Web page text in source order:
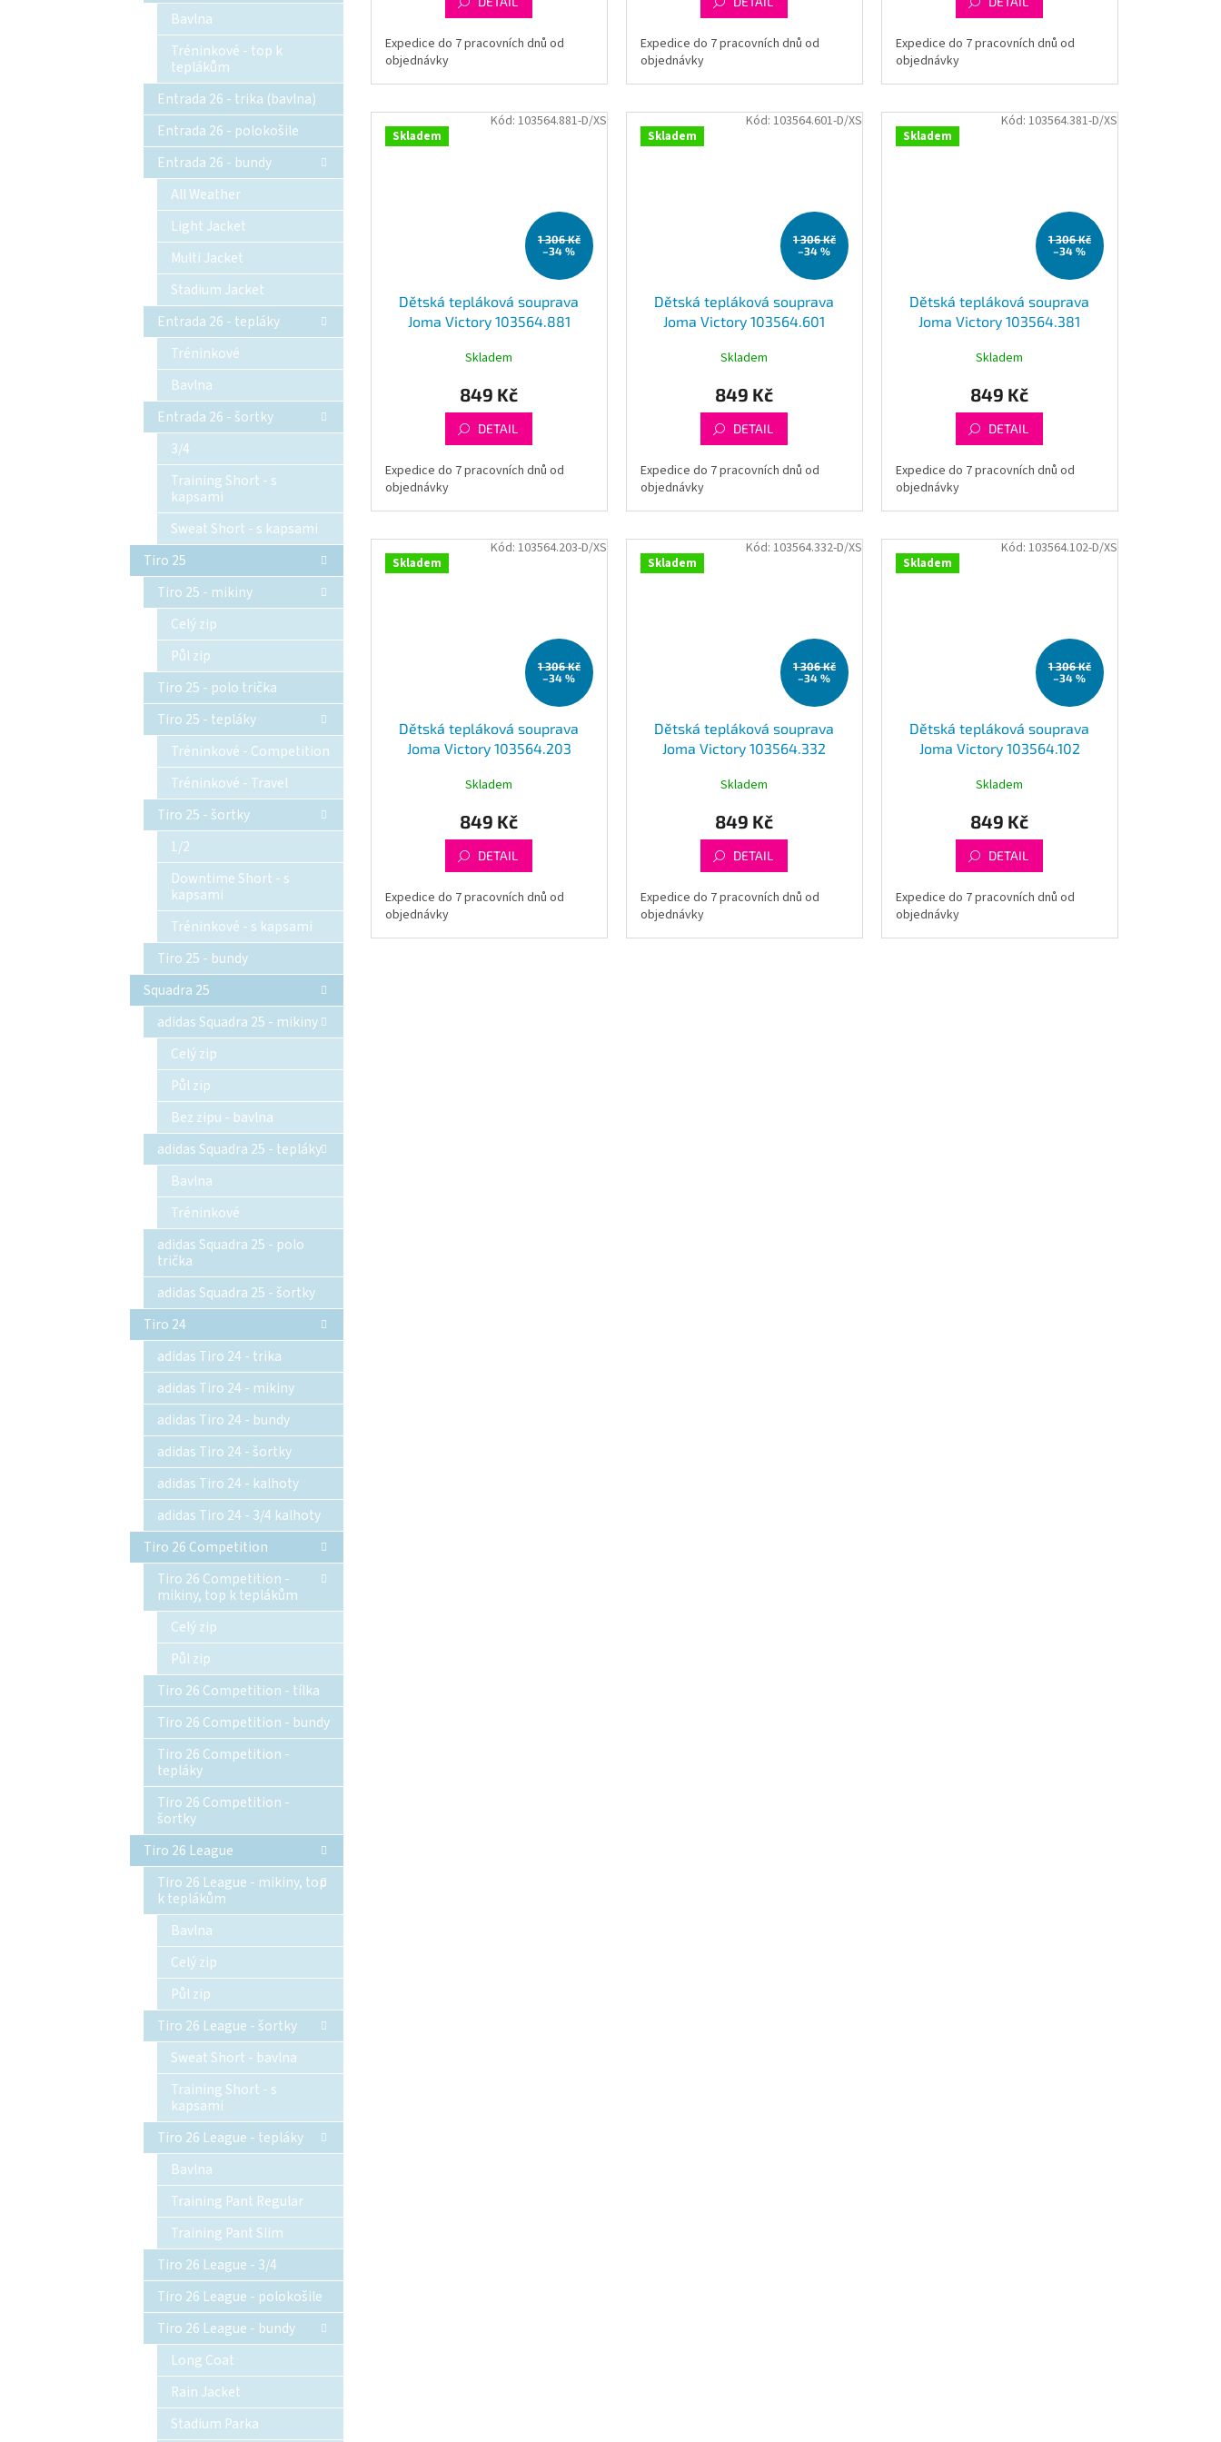
Bavlna
Tréninkové - top k
teplákům
Entrada 26 - trika (bavlna)
Entrada 26 - polokošile
Entrada 26 - bundy
All Weather
Light Jacket
Multi Jacket
Stadium Jacket
Entrada 26 - tepláky
Tréninkové
Bavlna
Entrada 26 - šortky
3/4
Training Short - s
kapsami
Sweat Short - s kapsami
Tiro 25
Tiro 25 - mikiny
Celý zip
Půl zip
Tiro 25 - polo trička
Tiro 25 - tepláky
Tréninkové - Competition
Tréninkové - Travel
Tiro 25 - šortky
1/2
Downtime Short - s
kapsami
Tréninkové - s kapsami
Tiro 25 - bundy
Squadra 25
adidas Squadra 25 - mikiny
Celý zip
Půl zip
Bez zipu - bavlna
adidas Squadra 25 - tepláky
Bavlna
Tréninkové
adidas Squadra 25 - polo
trička
adidas Squadra 25 - šortky
Tiro 24
adidas Tiro 24 - trika
adidas Tiro 24 - mikiny
adidas Tiro 24 - bundy
adidas Tiro 24 - šortky
adidas Tiro 24 - kalhoty
adidas Tiro 24 - 3/4 kalhoty
Tiro 26 Competition
Tiro 26 Competition -
mikiny, top k teplákům
Celý zip
Půl zip
Tiro 26 Competition - tílka
Tiro 26 Competition - bundy
Tiro 26 Competition -
tepláky
Tiro 26 Competition -
šortky
Tiro 26 League
Tiro 26 League - mikiny, top
k teplákům
Bavlna
Celý zip
Půl zip
Tiro 26 League - šortky
Sweat Short - bavlna
Training Short - s
kapsami
Tiro 26 League - tepláky
Bavlna
Training Pant Regular
Training Pant Slim
Tiro 26 League - 3/4
Tiro 26 League - polokošile
Tiro 26 League - bundy
Long Coat
Rain Jacket
Stadium Parka
Expedice do 7 pracovních dnů od
objednávky
Expedice do 7 pracovních dnů od
objednávky
Expedice do 7 pracovních dnů od
objednávky
Skladem
1 306 Kč
–34 %
Dětská tepláková souprava
Joma Victory 103564.881
Skladem
849 Kč
DETAIL
Expedice do 7 pracovních dnů od
objednávky
Kód: 103564.881-D/XS
Skladem
1 306 Kč
–34 %
Dětská tepláková souprava
Joma Victory 103564.601
Skladem
849 Kč
DETAIL
Expedice do 7 pracovních dnů od
objednávky
Kód: 103564.601-D/XS
Skladem
1 306 Kč
–34 %
Dětská tepláková souprava
Joma Victory 103564.381
Skladem
849 Kč
DETAIL
Expedice do 7 pracovních dnů od
objednávky
Kód: 103564.381-D/XS
Skladem
1 306 Kč
–34 %
Dětská tepláková souprava
Joma Victory 103564.203
Skladem
849 Kč
DETAIL
Expedice do 7 pracovních dnů od
objednávky
Kód: 103564.203-D/XS
Skladem
1 306 Kč
–34 %
Dětská tepláková souprava
Joma Victory 103564.332
Skladem
849 Kč
DETAIL
Expedice do 7 pracovních dnů od
objednávky
Kód: 103564.332-D/XS
Skladem
1 306 Kč
–34 %
Dětská tepláková souprava
Joma Victory 103564.102
Skladem
849 Kč
DETAIL
Expedice do 7 pracovních dnů od
objednávky
Kód: 103564.102-D/XS